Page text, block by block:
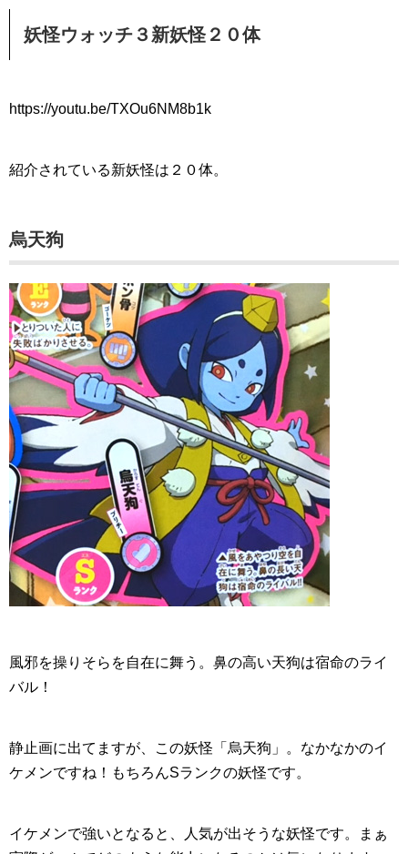
妖怪ウォッチ３新妖怪２０体
https://youtu.be/TXOu6NM8b1k
紹介されている新妖怪は２０体。
烏天狗
風邪を操りそらを自在に舞う。鼻の高い天狗は宿命のライ
バル！
静止画に出てますが、この妖怪「 烏天狗 」。なかなかのイ
ケメンですね！もちろんSランクの妖怪です。
イケメンで強いとなると、人気が出そうな妖怪です。まぁ